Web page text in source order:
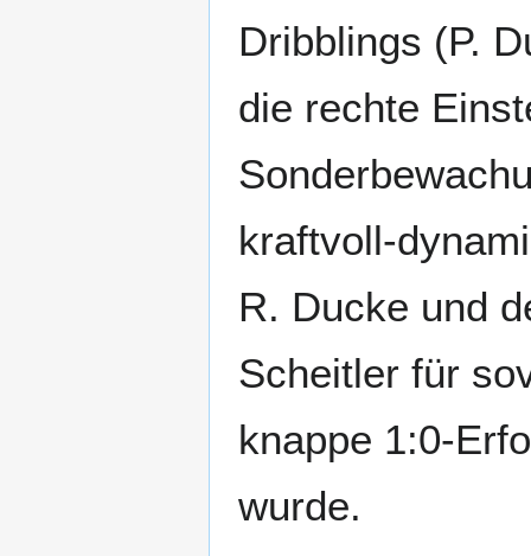
Dribblings (P.
die rechte
kraftvoll-
R. Ducke und
Scheitler für
knappe 1:0-
wurde.